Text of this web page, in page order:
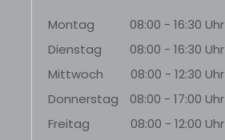
Montag
08:00 - 16:30 Uhr
Dienstag
08:00 - 16:30 Uhr
Mittwoch
08:00 - 12:30 Uhr
Donnerstag
08:00 - 17:00 Uhr
Freitag
08:00 - 12:00 Uhr